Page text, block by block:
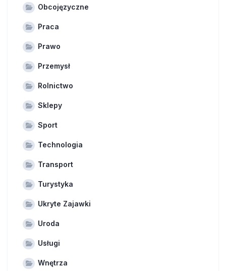
Obcojęzyczne
Praca
Prawo
Przemysł
Rolnictwo
Sklepy
Sport
Technologia
Transport
Turystyka
Ukryte Zajawki
Uroda
Usługi
Wnętrza